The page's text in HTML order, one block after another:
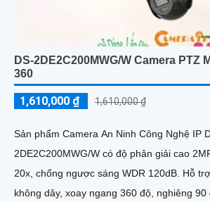
DS-2DE2C200MWG/W Camera PTZ
360
1,610,000 ₫ 1,610,000 ₫
Sản phẩm Camera An Ninh Công Nghệ IP
2DE2C200MWG/W có độ phân giải cao
20x, chống ngược sáng WDR 120dB. Hỗ trợ kết nối mạng
không dây, xoay ngang 360 độ, nghiêng 90